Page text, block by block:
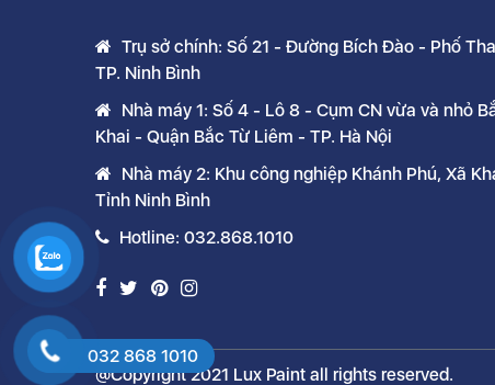
Trụ sở chính: Số 21 - Đường Bích Đào - Phố
TP. Ninh Bình
Nhà máy 1: Số 4 - Lô 8 - Cụm CN vừa và nhỏ
Khai - Quận Bắc Từ Liêm - TP. Hà Nội
Nhà máy 2: Khu công nghiệp Khánh Phú, Xã
Tỉnh Ninh Bình
Hotline: 032.868.1010
@Copyright 2021 Lux Paint all rights reserved.
032 868 1010